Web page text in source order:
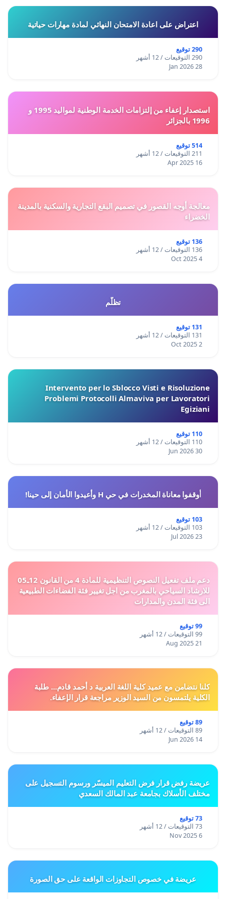
اعتراض على اعادة الامتحان النهائي لمادة مهارات حياتية
290 توقيع
290 التوقيعات / 12 أشهر
28 Jan 2026
استصدار إعفاء من إلتزامات الخدمة الوطنية لمواليد 1995 و
1996 بالجزائر
514 توقيع
211 التوقيعات / 12 أشهر
16 Apr 2025
معالجة أوجه القصور في تصميم البقع التجارية والسكنية بالمدينة
الخضراء
136 توقيع
136 التوقيعات / 12 أشهر
4 Oct 2025
تظلّم
131 توقيع
131 التوقيعات / 12 أشهر
2 Oct 2025
Intervento per lo Sblocco Visti e Risoluzione
Problemi Protocolli Almaviva per Lavoratori
Egiziani
110 توقيع
110 التوقيعات / 12 أشهر
30 Jun 2026
أوقفوا معاناة المخدرات في حي H وأعيدوا الأمان إلى حينا!
103 توقيع
103 التوقيعات / 12 أشهر
23 Jul 2026
دعم ملف تفعيل النصوص التنظيمية للمادة 4 من القانون 12ـ05
للارشاد السياحي بالمغرب من اجل تغيير فئة الفضاءات الطبيعية
الى فئة المدن والمدارات
99 توقيع
99 التوقيعات / 12 أشهر
21 Aug 2025
كلنا نتضامن مع عميد كلية اللغة العربية د أحمد قادم... طلبة
الكلية يلتمسون من السيد الوزير مراجعة قرار الإعفاء.
89 توقيع
89 التوقيعات / 12 أشهر
14 Jun 2026
عريضة رفض قرار فرض التعليم الميسّر ورسوم التسجيل على
مختلف الأسلاك بجامعة عبد المالك السعدي
73 توقيع
73 التوقيعات / 12 أشهر
6 Nov 2025
عريضة في خصوص التجاوزات الواقعة على حق الصورة